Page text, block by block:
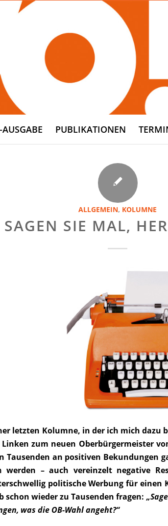
PUBLIKATIONEN
ALLGEMEIN, KOLUMNE
SAGEN SIE MAL,
letzten Kolumne, in der ich mich dazu
zum neuen Oberbürgermeister
Tausenden an positiven Bekundungen
werden – auch vereinzelt negative
politische Werbung für einen
schon wieder zu Tausenden fragen:
was die OB-Wahl angeht?“